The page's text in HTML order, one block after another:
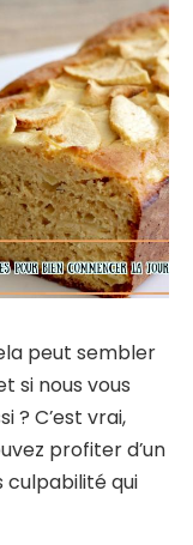
peut sembler
si nous vous
? C’est vrai,
profiter d’un
culpabilité qui